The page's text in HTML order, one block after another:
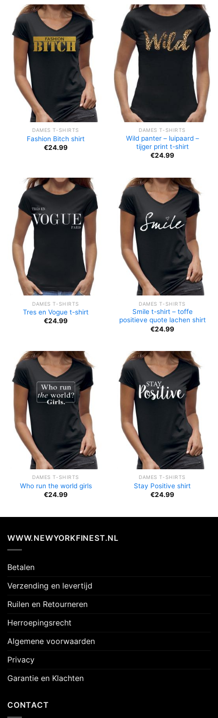
DAMES T-SHIRTS
Fashion Bitch shirt
€24.99
DAMES T-SHIRTS
Wild panter – luipaard –
tijger print t-shirt
€24.99
DAMES T-SHIRTS
Tres en Vogue t-shirt
€24.99
DAMES T-SHIRTS
Smile t-shirt – toffe
positieve quote lachen shirt
€24.99
DAMES T-SHIRTS
Who run the world girls
€24.99
DAMES T-SHIRTS
Stay Positive shirt
€24.99
WWW.NEWYORKFINEST.NL
Betalen
Verzending en levertijd
Ruilen en Retourneren
Herroepingsrecht
Algemene voorwaarden
Privacy
Garantie en Klachten
CONTACT